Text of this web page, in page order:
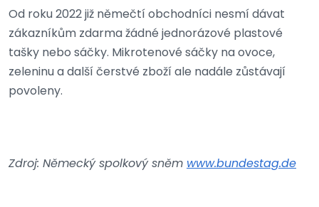
Od roku 2022 již němečtí obchodníci nesmí dávat
zákazníkům zdarma žádné jednorázové plastové
tašky nebo sáčky. Mikrotenové sáčky na ovoce,
zeleninu a další čerstvé zboží ale nadále zůstávají
povoleny.
Zdroj: Německý spolkový sněm www.bundestag.de